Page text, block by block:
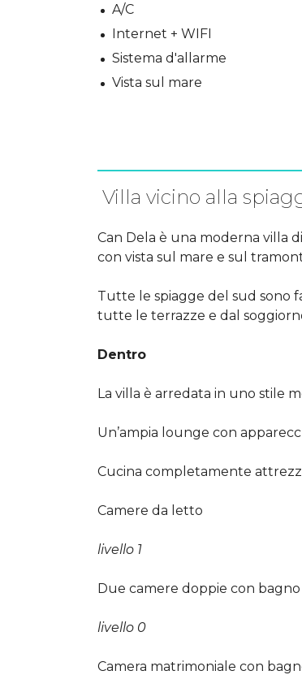
A/C
Internet + WIFI
Sistema d'allarme
Vista sul mare
Villa vicino alla
Can Dela è una moderna villa
con vista sul mare e sul
Tutte le spiagge del sud sono
tutte le terrazze e dal
Dentro
La villa è arredata in uno stile
Un’ampia lounge con
Cucina completamente
Camere da letto
livello 1
Due camere doppie con bagno
livello 0
Camera matrimoniale con